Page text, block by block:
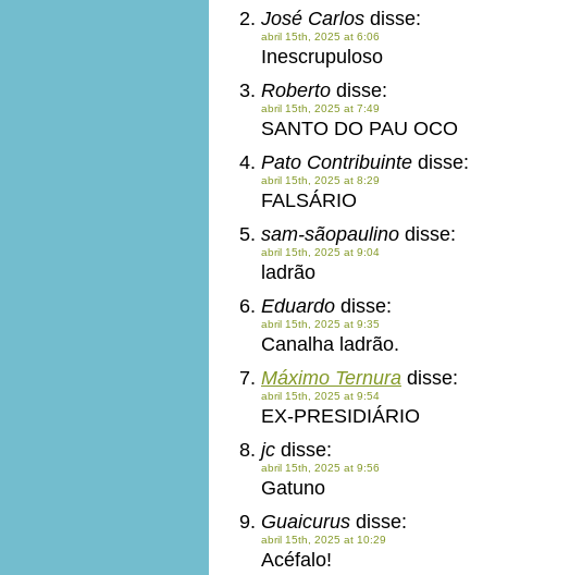
José Carlos disse:
abril 15th, 2025 at 6:06
Inescrupuloso
Roberto disse:
abril 15th, 2025 at 7:49
SANTO DO PAU OCO
Pato Contribuinte disse:
abril 15th, 2025 at 8:29
FALSÁRIO
sam-sãopaulino disse:
abril 15th, 2025 at 9:04
ladrão
Eduardo disse:
abril 15th, 2025 at 9:35
Canalha ladrão.
Máximo Ternura disse:
abril 15th, 2025 at 9:54
EX-PRESIDIÁRIO
jc disse:
abril 15th, 2025 at 9:56
Gatuno
Guaicurus disse:
abril 15th, 2025 at 10:29
Acéfalo!